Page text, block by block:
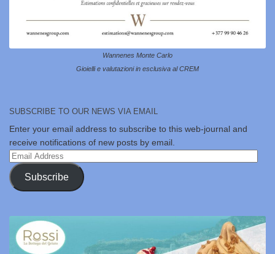
Wannenes Monte Carlo
Gioielli e valutazioni in esclusiva al CREM
SUBSCRIBE TO OUR NEWS VIA EMAIL
Enter your email address to subscribe to this web-journal and
receive notifications of new posts by email.
Email
Address
Subscribe